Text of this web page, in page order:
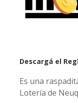
Descargá el
Es una
Lotería de